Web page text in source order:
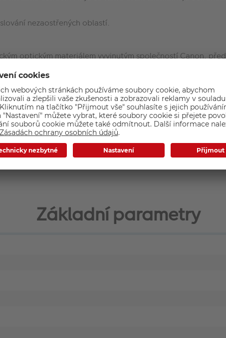
nezaostřených oblastí.
optickým materiálem vyvinutým společností Canon,
zajišťují výjimečnou ostrost napříč celým snímkem
předchází odleskům a zdvojení obrazu při snímání v
neočekávané
rychle a téměř neslyšně a neruší tak při snímání.
Základní parametry